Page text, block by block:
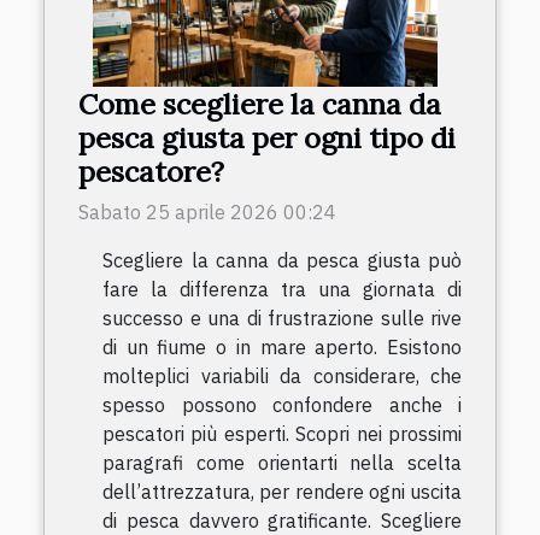
Come scegliere la canna da
pesca giusta per ogni tipo di
pescatore?
Sabato 25 aprile 2026 00:24
Scegliere la canna da pesca giusta può
fare la differenza tra una giornata di
successo e una di frustrazione sulle rive
di un fiume o in mare aperto. Esistono
molteplici variabili da considerare, che
spesso possono confondere anche i
pescatori più esperti. Scopri nei prossimi
paragrafi come orientarti nella scelta
dell’attrezzatura, per rendere ogni uscita
di pesca davvero gratificante. Scegliere